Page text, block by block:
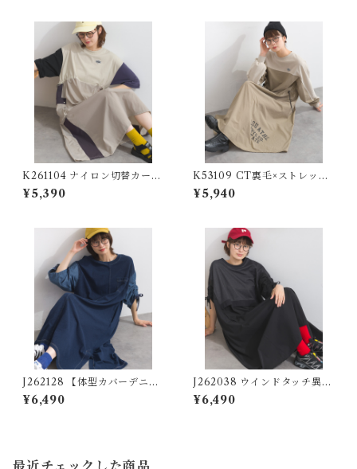
K261104 ナイロン切替カーゴ
ワンピース / Nylon Panel Ca
rgo dress (残りわずか)
¥5,390
K53109 CT裏毛×ストレッチ
ナイロンリメイクスエットワ
ンピース / CT Lined × Stret
¥5,940
J262128 【体型カバーデニム
シリーズ】 袖シャーリングデ
ニム切替ワンピース / Shirrin
¥6,490
J262038 ウインドタッチ異素
材切替袖シャーリングワンピ
ース / Wind Touch Mixed F
¥6,490
最近チェックした商品